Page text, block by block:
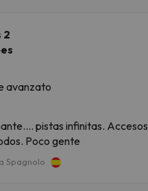
2
avanzato
pistas infinitas. Accesos
Poco gente
Spagnolo